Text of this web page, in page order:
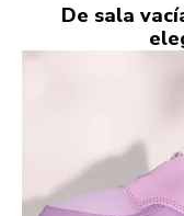
De sala